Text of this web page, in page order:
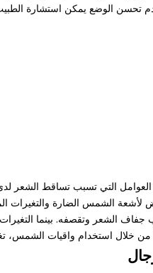
الوضع يمكن استشارة الطبيب
التي تسبب تساقط الشعر لدى
لأشعة الشمس الضارة
وتقصفه. بينما التغيرات
استخدام واقيات الشمس،